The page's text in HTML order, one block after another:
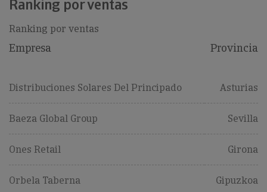
Ranking por ventas
Ranking por ventas
Empresa Provincia
Distribuciones Solares Del Principado Asturias
Baeza Global Group Sevilla
Ones Retail Girona
Orbela Taberna Gipuzkoa